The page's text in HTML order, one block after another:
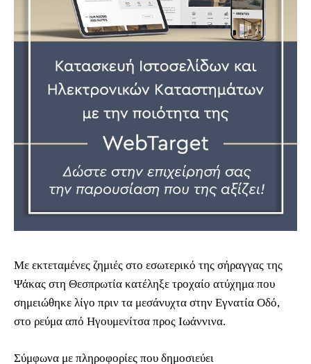
Με εκτεταμένες ζημιές στο εσωτερικό της σήραγγας της
Ψάκας στη Θεσπρωτία κατέληξε τροχαίο ατύχημα που
σημειώθηκε λίγο πριν τα μεσάνυχτα στην Εγνατία Οδό,
στο ρεύμα από Ηγουμενίτσα προς Ιωάννινα.
Σύμφωνα με πληροφορίες που δημοσιεύει